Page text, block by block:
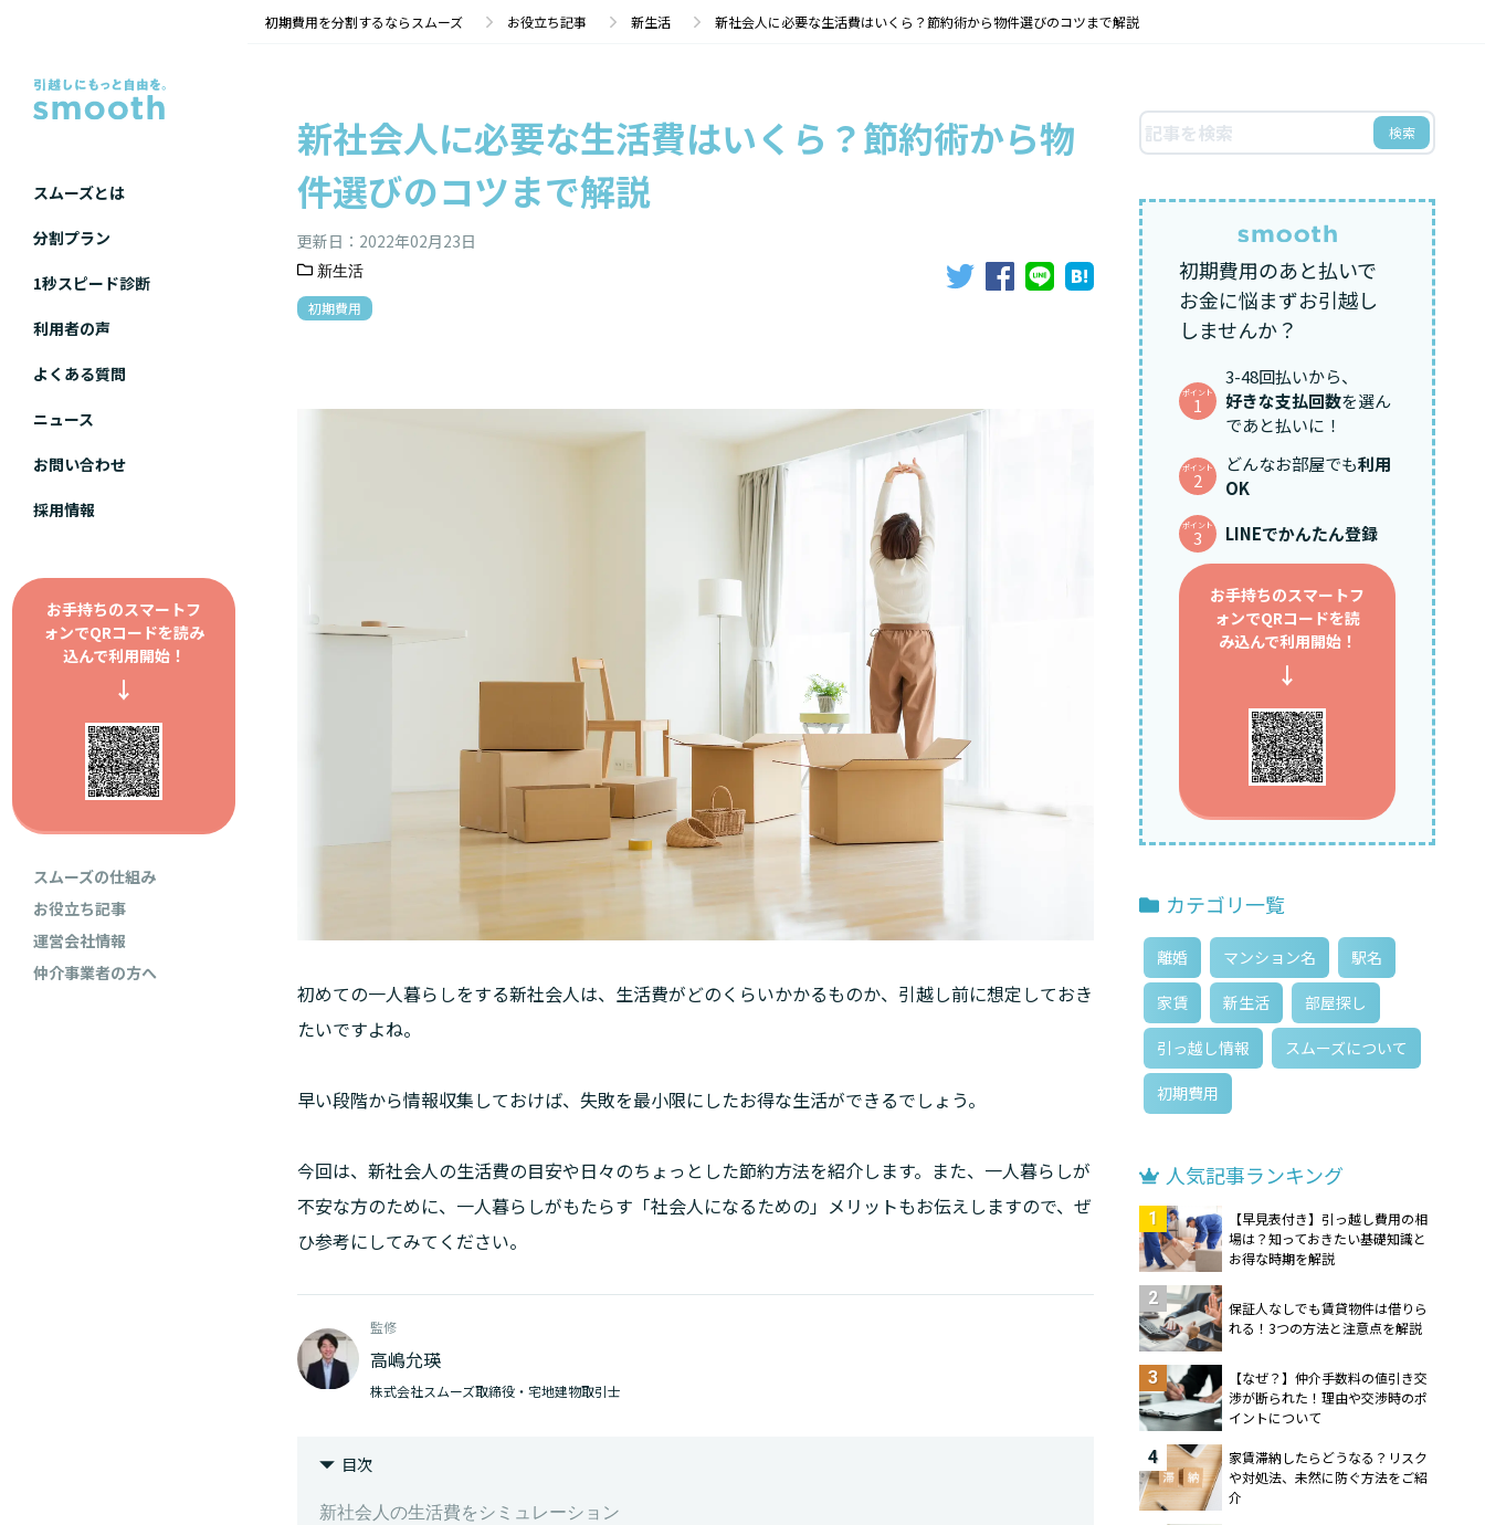
スムーズとは
分割プラン
1秒スピード診断
利用者の声
よくある質問
ニュース
お問い合わせ
採用情報
お手持ちのスマートフ
ォンでQRコードを読み
込んで利用開始！
↓
スムーズの仕組み
お役立ち記事
運営会社情報
仲介事業者の方へ
初期費用を分割するならスムーズ お役立ち記事 新生活 新社会人に必要な生活費はいくら？節約術から物件選びのコツまで解説
新社会人に必要な生活費はいくら？節約術から物
件選びのコツまで解説
更新日： 2022年02月23日
新生活
初期費用
初めての一人暮らしをする新社会人は、生活費がどのくらいかかるものか、引越し前に想定しておき
たいですよね。
早い段階から情報収集しておけば、失敗を最小限にしたお得な生活ができるでしょう。
今回は、新社会人の生活費の目安や日々のちょっとした節約方法を紹介します。また、一人暮らしが
不安な方のために、一人暮らしがもたらす「社会人になるための」メリットもお伝えしますので、ぜ
ひ参考にしてみてください。
監修
高嶋允瑛
株式会社スムーズ取締役・宅地建物取引士
目次
新社会人の生活費をシミュレーション
検索
初期費用のあと払いで
お金に悩まずお引越し
しませんか？
ポイント
1
3-48回払いから、
好きな支払回数を選ん
であと払いに！
ポイント
2
どんなお部屋でも利用
OK
ポイント
3 LINEでかんたん登録
お手持ちのスマートフ
ォンでQRコードを読
み込んで利用開始！
↓
カテゴリ一覧
離婚 マンション名 駅名
家賃 新生活 部屋探し
引っ越し情報 スムーズについて
初期費用
人気記事ランキング
1
【早見表付き】引っ越し費用の相
場は？知っておきたい基礎知識と
お得な時期を解説
2
保証人なしでも賃貸物件は借りら
れる！3つの方法と注意点を解説
3
【なぜ？】仲介手数料の値引き交
渉が断られた！理由や交渉時のポ
イントについて
4
家賃滞納したらどうなる？リスク
や対処法、未然に防ぐ方法をご紹
介